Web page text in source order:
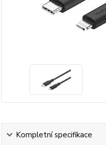
Kompletní specifikace